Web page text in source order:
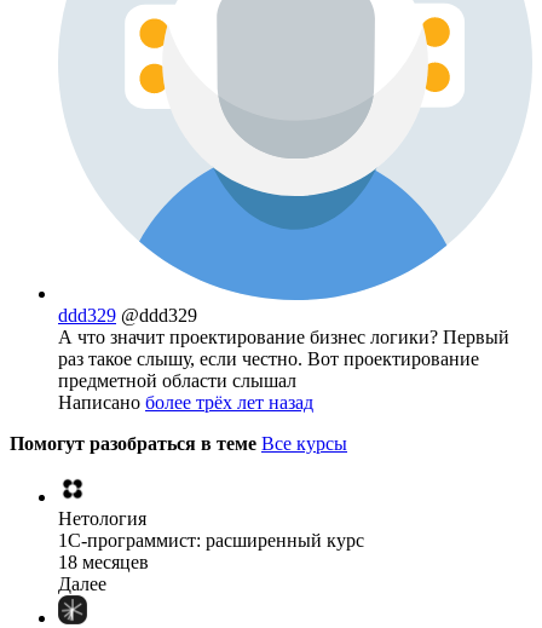
ddd329 @ddd329
А что значит проектирование бизнес логики? Первый
раз такое слышу, если честно. Вот проектирование
предметной области слышал
Написано более трёх лет назад
Помогут разобраться в теме Все курсы
Нетология
1C-программист: расширенный курс
18 месяцев
Далее